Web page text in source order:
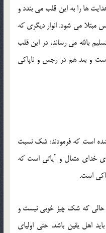
ها را به این قلب می بندد و
مبتلا می شود. انوار دیگری كه
بالله می رساند، در این قلب
و بعد هم در رجس و ناپاكی
است که فرمودند: شك نسبت
خدای متعال و آیاتی است كه
است.
که شك چیز خوبی نیست و
اهل یقین باشد. حتی اولیای